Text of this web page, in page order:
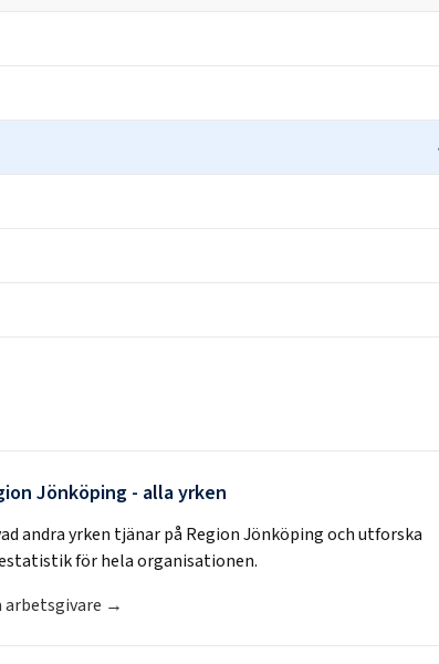
Jönköping - alla yrken
andra yrken tjänar på Region Jönköpingoch utforska
för hela organisationen.
arbetsgivare →